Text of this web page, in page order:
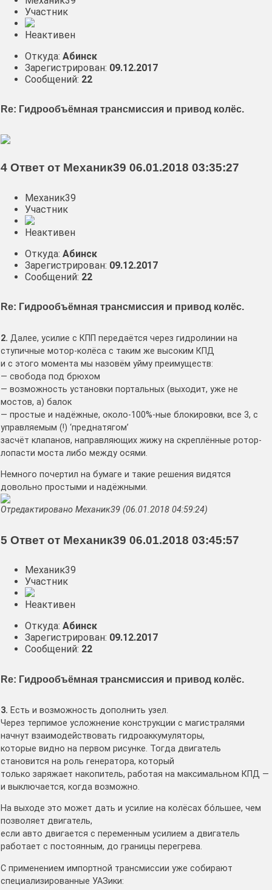
Участник
Неактивен
Откуда: Абинск
Зарегистрирован: 09.12.2017
Сообщений: 22
Re: Гидрообъёмная трансмиссия и привод колёс.
4 Ответ от Механик39 06.01.2018 03:35:27
Механик39
Участник
Неактивен
Откуда: Абинск
Зарегистрирован: 09.12.2017
Сообщений: 22
Re: Гидрообъёмная трансмиссия и привод колёс.
2. Далее, усилие с КПП передаётся через гидролинии на
ступичные мотор-колёса с таким же высоким КПД
и с этого момента мы назовём уйму преимуществ:
— свобода под брюхом
— возможность установки портальных (выходит, уже не
мостов, а) балок
— простые и надёжные, около-100%-ные блокировки, все 3, с
управляемым (!) ‘преднатягом’
засчёт клапанов, направляющих жижу на скреплённые ротор-
лопасти моста либо между осями.
Немного почертил на бумаге и такие решения видятся
довольно простыми и надёжными.
Отредактировано Механик39 (06.01.2018 04:59:24)
5 Ответ от Механик39 06.01.2018 03:45:57
Механик39
Участник
Неактивен
Откуда: Абинск
Зарегистрирован: 09.12.2017
Сообщений: 22
Re: Гидрообъёмная трансмиссия и привод колёс.
3. Есть и возможность дополнить узел.
Через терпимое усложнение конструкции с магистралями
начнут взаимодействовать гидроаккумуляторы,
которые видно на первом рисунке. Тогда двигатель
становится на роль генератора, который
только заряжает накопитель, работая на максимальном КПД —
и выключается, когда возможно.
На выходе это может дать и усилие на колёсах бóльшее, чем
позволяет двигатель,
если авто двигается с переменным усилием а двигатель
работает с постоянным, до границы перегрева.
С применением импортной трансмиссии уже собирают
специализированные УАЗики: